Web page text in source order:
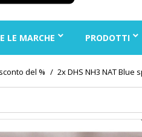
LE MARCHE PRODOTTI
del % 2x DHS NH3 NAT